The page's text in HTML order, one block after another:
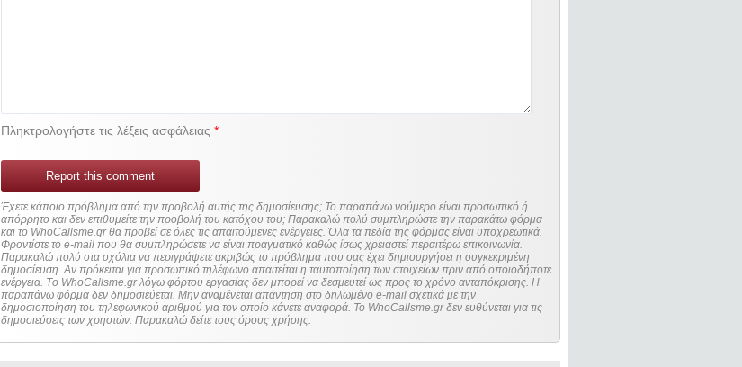
Πληκτρολογήστε τις λέξεις ασφάλειας*
Report this comment
Έχετε κάποιο πρόβλημα από την προβολή αυτής της δημοσίευσης; Το παραπάνω νούμερο είναι προσωπικό ή
απόρρητο και δεν επιθυμείτε την προβολή του κατόχου του; Παρακαλώ πολύ συμπληρώστε την παρακάτω φόρμα
και το WhoCallsme.gr θα προβεί σε όλες τις απαιτούμενες ενέργειες. Όλα τα πεδία της φόρμας είναι υποχρεωτικά.
Φροντίστε το e-mail που θα συμπληρώσετε να είναι πραγματικό καθώς ίσως χρειαστεί περαιτέρω επικοινωνία.
Παρακαλώ πολύ στα σχόλια να περιγράψετε ακριβώς το πρόβλημα που σας έχει δημιουργήσει η συγκεκριμένη
δημοσίευση. Αν πρόκειται για προσωπικό τηλέφωνο απαιτείται η ταυτοποίηση των στοιχείων πριν από οποιοδήποτε
ενέργεια. Τo WhoCallsme.gr λόγω φόρτου εργασίας δεν μπορεί να δεσμευτεί ως προς το χρόνο ανταπόκρισης. Η
παραπάνω φόρμα δεν δημοσιεύεται. Μην αναμένεται απάντηση στο δηλωμένο e-mail σχετικά με την
δημοσιοποίηση του τηλεφωνικού αριθμού για τον οποίο κάνετε αναφορά. Το WhoCallsme.gr δεν ευθύνεται για τις
δημοσιεύσεις των χρηστών. Παρακαλώ δείτε τους όρους χρήσης.